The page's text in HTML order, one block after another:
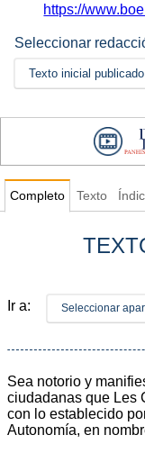
https://
Seleccionar
Texto inicial
Completo Texto
Ir a: Seleccionar
Sea notorio y
ciudadanas que Les
con lo establecido
Autonomía, en